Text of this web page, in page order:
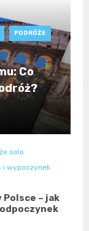
PODRÓŻE
Co
solo
i wypoczynek
Polsce – jak